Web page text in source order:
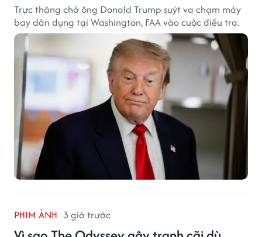
Trực thăng chở ông Donald Trump suýt va chạm máy
bay dân dụng tại Washington, FAA vào cuộc điều tra.
PHIM ẢNH 3 giờ trước